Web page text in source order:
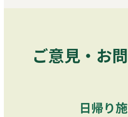
ご意見・お
日帰り